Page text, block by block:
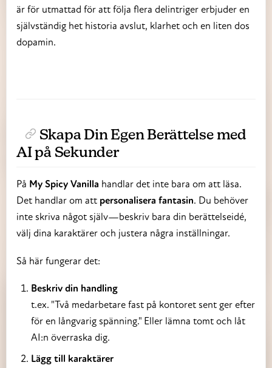
är för utmattad för att följa flera delintriger erbjuder en
självständig het historia avslut, klarhet och en liten dos
dopamin.
Skapa Din Egen Berättelse med
AI på Sekunder
På My Spicy Vanilla handlar det inte bara om att läsa.
Det handlar om att personalisera fantasin. Du behöver
inte skriva något själv—beskriv bara din berättelseidé,
välj dina karaktärer och justera några inställningar.
Så här fungerar det:
Beskriv din handling
t.ex. "Två medarbetare fast på kontoret sent ger efter
för en långvarig spänning." Eller lämna tomt och låt
AI:n överraska dig.
Lägg till karaktärer